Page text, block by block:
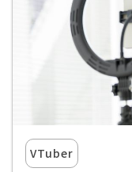
代アニ概要
学部・学科紹介
学生生活・サポート
VTuber